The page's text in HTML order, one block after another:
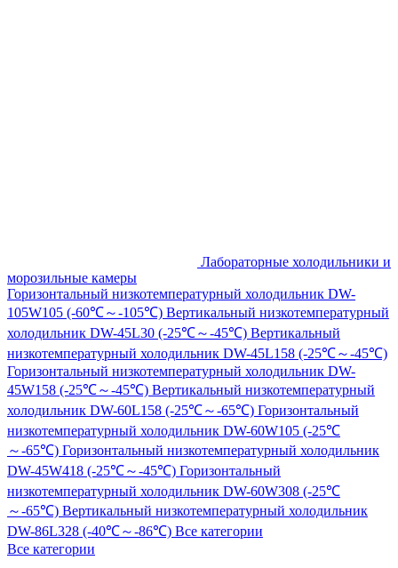
Лабораторные холодильники и
морозильные камеры
Горизонтальный низкотемпературный холодильник DW-
105W105 (-60℃～-105℃) Вертикальный низкотемпературный
холодильник DW-45L30 (-25℃～-45℃) Вертикальный
низкотемпературный холодильник DW-45L158 (-25℃～-45℃)
Горизонтальный низкотемпературный холодильник DW-
45W158 (-25℃～-45℃) Вертикальный низкотемпературный
холодильник DW-60L158 (-25℃～-65℃) Горизонтальный
низкотемпературный холодильник DW-60W105 (-25℃
～-65℃) Горизонтальный низкотемпературный холодильник
DW-45W418 (-25℃～-45℃) Горизонтальный
низкотемпературный холодильник DW-60W308 (-25℃
～-65℃) Вертикальный низкотемпературный холодильник
DW-86L328 (-40℃～-86℃) Все категории
Все категории